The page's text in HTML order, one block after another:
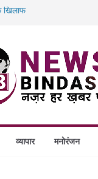
खिलाफ
गोठानों
गिरफ्तार
व्यापार मनोरंजन